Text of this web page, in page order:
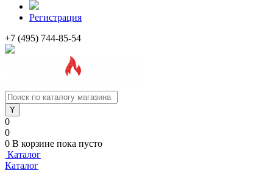
Регистрация
+7 (495) 744-85-54
0
0
0 В корзине пока пусто
Каталог
Каталог